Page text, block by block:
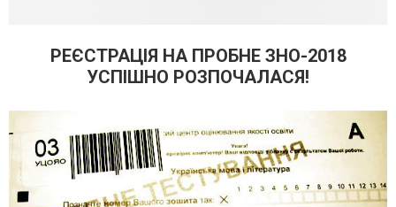
РЕЄСТРАЦІЯ НА ПРОБНЕ ЗНО-2018
УСПІШНО РОЗПОЧАЛАСЯ!